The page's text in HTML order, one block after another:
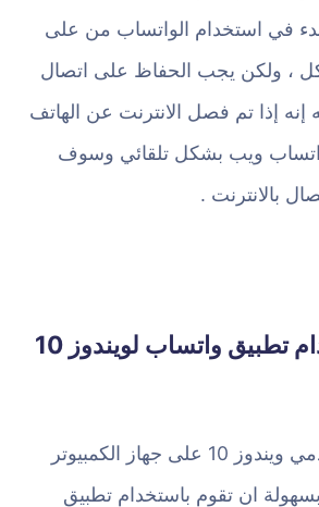
في استخدام الواتساب من على
، ولكن يجب الحفاظ على اتصال
إنه إذا تم فصل الانترنت عن الهاتف
ويب بشكل تلقائي وسوف
بالانترنت .
أستخدام تطبيق واتساب لويندوز 10
إذا كنت أحد مستخدمي ويندوز 10 على جهاز الكمبيوتر
ان تقوم باستخدام تطبيق